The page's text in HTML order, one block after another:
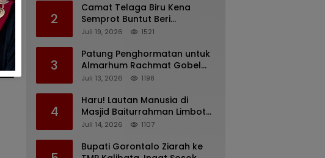
2
Camat Telaga Biru Kena
Semprot Buntut Beri
Pernyataan Soal Gaji CS
Nunggak
Juli 19, 2026 1521
3
Patung Penghormatan untuk
Almarhum Rachmat Gobel
Digagas, Ini Tiga Lokasi yang
Juli 13, 2026 1198
4
Haru! Lautan Manusia di
Masjid Baiturrahman Limboto,
Kirim Doa untuk Almarhum
Juli 14, 2026 1107
Bupati Gorontalo Ziarah ke